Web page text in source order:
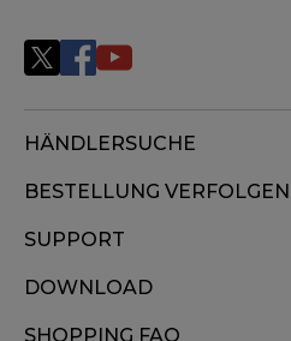
HÄNDLERSUCHE
BESTELLUNG VERFOLGEN
SUPPORT
DOWNLOAD
SHOPPING FAQ